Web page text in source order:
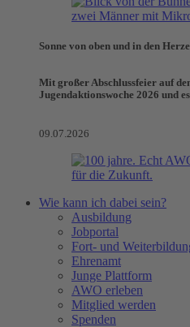
Sonne von oben und in den
Mit großer Abschlussfeier auf
Jugendaktionswoche 2026 und
09.07.2026
Wie kann ich dabei sein?
Ausbildung
Jobportal
Fort- und
Ehrenamt
Junge Plattform
AWO erleben
Mitglied werden
Spenden